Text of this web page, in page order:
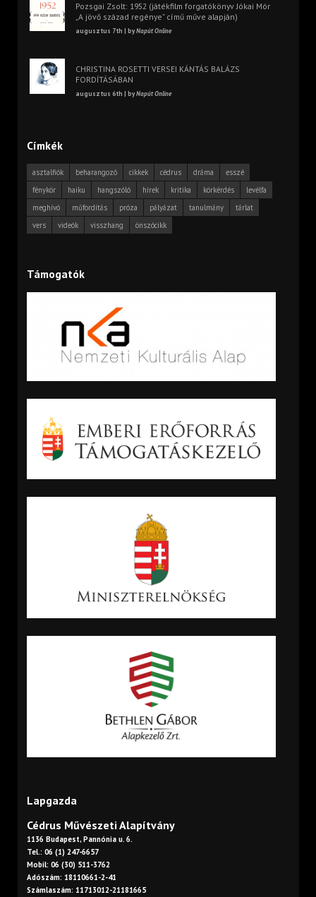
Pozsgai Zsolt: 1952 (játékfilm forgatókönyv Jókai Mór
„A jövő század regénye” című műve alapján)
augusztus 7th | byNapút Online
CHRISTINA ROSETTI VERSEI KÁNTÁS BALÁZS
FORDÍTÁSÁBAN
augusztus 6th | byNapút Online
Címkék
asztalfiók beharangozó cikkek cédrus dráma
esszé
fénykör
haiku hangszóló hírek kritika körkérdés
levélfa
meghívó
műfordítás próza pályázat tanulmány
tárlat
vers
videók visszhang önszócikk
Támogatók
Lapgazda
Cédrus Művészeti Alapítvány
1136 Budapest, Pannónia u. 6.
Tel.: 06 (1) 247-6657
Mobil: 06 (30) 511-3762
Adószám: 18110661-2-41
Számlaszám: 11713012-21181665